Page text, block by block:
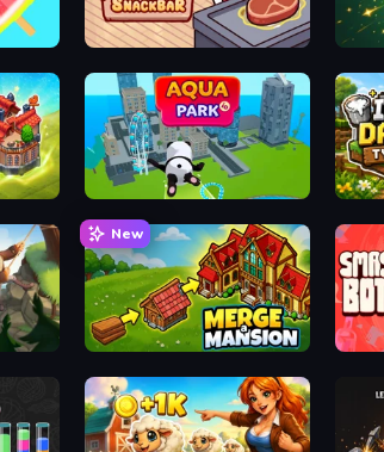
Cat Snack Bar
Aquapark.io Idle
New
Merge a Mansion